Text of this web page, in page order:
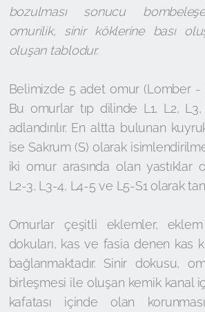
bozulması sonucu
omurilik, sinir köklerine bası
oluşan tablodur.
Belimizde 5 adet omur (Lomber -
Bu omurlar tıp dilinde L1, L2,
adlandırılır. En altta bulunan
ise Sakrum (S) olarak
iki omur arasında olan yastıklar
L2-3, L3-4, L4-5 ve L5-S1 olarak
Omurlar çeşitli eklemler,
dokuları, kas ve fasia denen kas
bağlanmaktadır. Sinir dokusu,
birleşmesi ile oluşan kemik kanal
kafatası içinde olan